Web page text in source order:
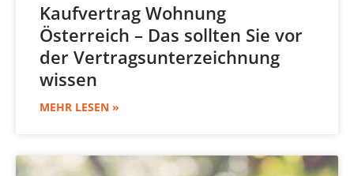
Kaufvertrag Wohnung
Österreich – Das sollten Sie vor
der Vertragsunterzeichnung
wissen
MEHR LESEN »